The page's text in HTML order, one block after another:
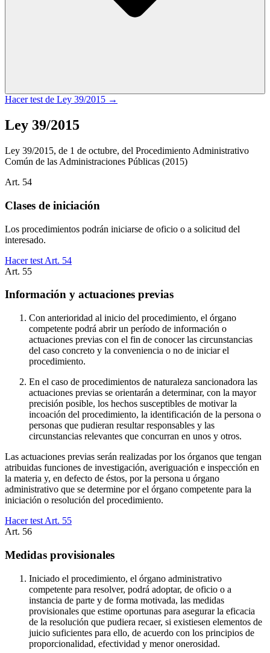
Hacer test de Ley 39/2015 →
Ley 39/2015
Ley 39/2015, de 1 de octubre, del Procedimiento Administrativo
Común de las Administraciones Públicas (2015)
Art. 54
Clases de iniciación
Los procedimientos podrán iniciarse de oficio o a solicitud del
interesado.
Hacer test Art. 54
Art. 55
Información y actuaciones previas
Con anterioridad al inicio del procedimiento, el órgano
competente podrá abrir un período de información o
actuaciones previas con el fin de conocer las circunstancias
del caso concreto y la conveniencia o no de iniciar el
procedimiento.
En el caso de procedimientos de naturaleza sancionadora las
actuaciones previas se orientarán a determinar, con la mayor
precisión posible, los hechos susceptibles de motivar la
incoación del procedimiento, la identificación de la persona o
personas que pudieran resultar responsables y las
circunstancias relevantes que concurran en unos y otros.
Las actuaciones previas serán realizadas por los órganos que tengan
atribuidas funciones de investigación, averiguación e inspección en
la materia y, en defecto de éstos, por la persona u órgano
administrativo que se determine por el órgano competente para la
iniciación o resolución del procedimiento.
Hacer test Art. 55
Art. 56
Medidas provisionales
Iniciado el procedimiento, el órgano administrativo
competente para resolver, podrá adoptar, de oficio o a
instancia de parte y de forma motivada, las medidas
provisionales que estime oportunas para asegurar la eficacia
de la resolución que pudiera recaer, si existiesen elementos de
juicio suficientes para ello, de acuerdo con los principios de
proporcionalidad, efectividad y menor onerosidad.